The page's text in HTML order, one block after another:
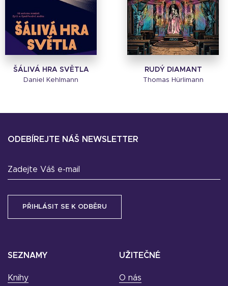
ŠÁLIVÁ HRA SVĚTLA
Daniel Kehlmann
RUDÝ DIAMANT
Thomas Hürlimann
SEZNAMY
Knihy
UŽITEČNÉ
O nás
ODEBÍREJTE NÁŠ NEWSLETTER
Zadejte Váš e-mail